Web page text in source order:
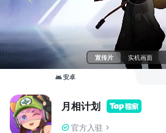
宣传片 实机画面
安卓
月相计划
官方入驻